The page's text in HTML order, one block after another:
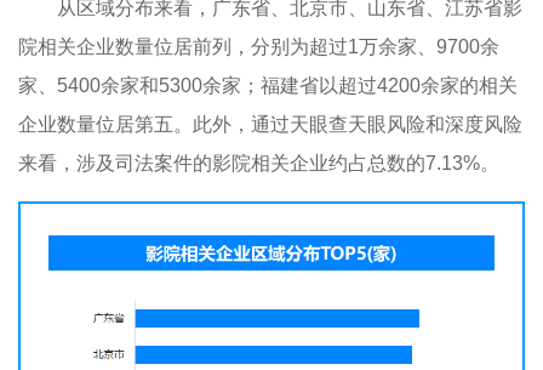
从区域分布来看，广东省、北京市、山东省、江苏省影
院相关企业数量位居前列，分别为超过1万余家、9700余
家、5400余家和5300余家；福建省以超过4200余家的相关
企业数量位居第五。此外，通过天眼查天眼风险和深度风险
来看，涉及司法案件的影院相关企业约占总数的7.13%。